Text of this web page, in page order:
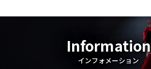
Information
インフォメーション